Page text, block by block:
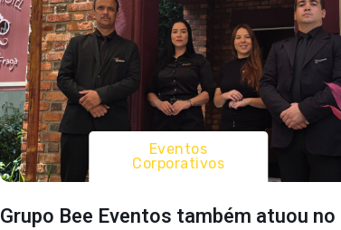
Eventos
Corporativos
Grupo Bee Eventos também atuou no